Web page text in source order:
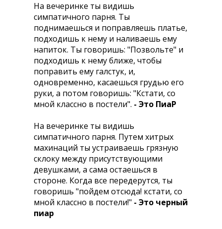
Hа вечеринке ты видишь
симпатичного парня. Ты
поднимаешься и поправляешь платье,
подходишь к нему и наливаешь ему
напиток. Ты говоришь: "Позвольте" и
подходишь к нему ближе, чтобы
поправить ему галстук, и,
одновременно, касаешься грудью его
руки, а потом говоришь: "Кстати, со
мной классно в постели". - Это ПиаР
На вечеринке ты видишь
симпатичного парня. Путем хитрых
махинаций ты устраиваешь грязную
склоку между присутствующими
девушками, а сама остаешься в
стороне. Когда все передерутся, ты
говоришь "пойдем отсюда! кстати, со
мной классно в постели!" - Это черный
пиар